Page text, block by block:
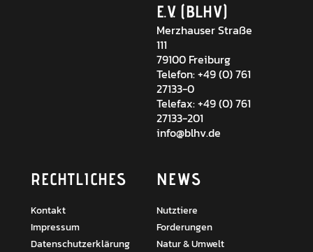
E.V. (BLHV)
Merzhauser Straße
111
79100 Freiburg
Telefon: +49 (0) 761
27133-0
Telefax: +49 (0) 761
27133-201
info@blhv.de
RECHTLICHES
Kontakt
Impressum
Datenschutzerklärung
NEWS
Nutztiere
Forderungen
Natur & Umwelt